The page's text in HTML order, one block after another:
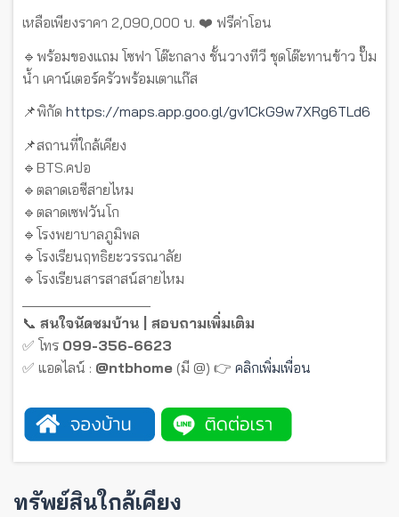
เหลือเพียงราคา 2,090,000 บ. ❤️ ฟรีค่าโอน
🔹พร้อมของแถม โซฟา โต๊ะกลาง ชั้นวางทีวี ชุดโต๊ะทานข้าว ปั๊ม
น้ำ เคาน์เตอร์ครัวพร้อมเตาแก๊ส
📌พิกัด https://maps.app.goo.gl/gv1CkG9w7XRg6TLd6
📌สถานที่ใกล้เคียง
🔹BTS.คปอ
🔹ตลาดเอซีสายไหม
🔹ตลาดเซฟวันโก
🔹โรงพยาบาลภูมิพล
🔹โรงเรียนฤทธิยะวรรณาลัย
🔹โรงเรียนสารสาสน์สายไหม
📞 สนใจนัดชมบ้าน | สอบถามเพิ่มเติม
✅ โทร 099-356-6623
✅ แอดไลน์ : @ntbhome (มี @) 👉 คลิกเพิ่มเพื่อน
ทรัพย์สินใกล้เคียง